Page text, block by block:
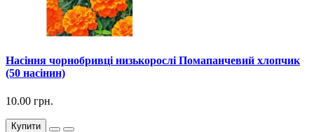
Насіння чорнобривці низькорослі Помапанчевий хлопчик
(50 насінин)
10.00 грн.
Купити